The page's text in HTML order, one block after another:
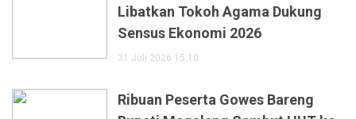
Libatkan Tokoh Agama Dukung
Sensus Ekonomi 2026
31 Juli 2026 15:10
Ribuan Peserta Gowes Bareng